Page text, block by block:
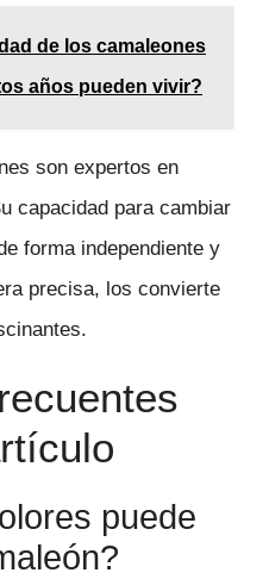
de los camaleones
años pueden vivir?
son expertos en
capacidad para cambiar
forma independiente y
precisa, los convierte
puede